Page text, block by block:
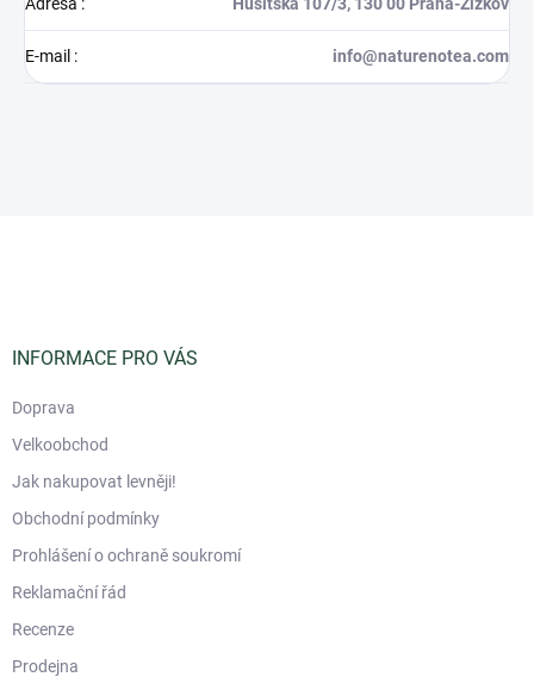
E-mail : info@naturenotea.com
INFORMACE PRO VÁS
Doprava
Velkoobchod
Jak nakupovat levněji!
Obchodní podmínky
Prohlášení o ochraně soukromí
Reklamační řád
Recenze
Prodejna